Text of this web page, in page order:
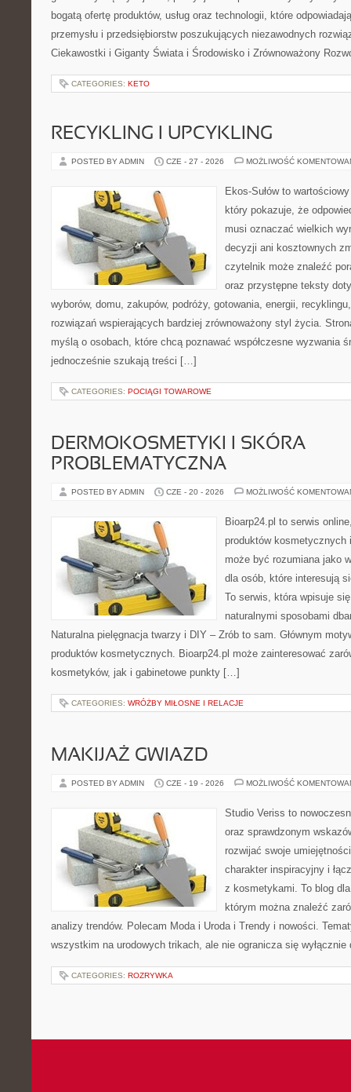
bogatą ofertę produktów, usług oraz technologii, które
przemysłu i przedsiębiorstw poszukujących niezawodnych
Ciekawostki i Giganty Świata i Środowisko i Zrównoważony
CATEGORIES: KETO
RECYKLING I UPCYKLING
POSTED BY ADMIN CZE - 27 - 2026 MOŻLIWOŚĆ
Ekos-Sułów to
który pokazuje, że
musi oznaczać wielkich
decyzji ani kosztownych
czytelnik może znaleźć
oraz przystępne teksty
wyborów, domu, zakupów, podróży, gotowania, energii,
rozwiązań wspierających bardziej zrównoważony styl życia.
myślą o osobach, które chcą poznawać współczesne wyzwania
jednocześnie szukają treści […]
CATEGORIES: POCIĄGI TOWAROWE
DERMOKOSMETYKI I SKÓRA
PROBLEMATYCZNA
POSTED BY ADMIN CZE - 20 - 2026 MOŻLIWOŚĆ
Bioarp24.pl to serwis
produktów kosmetycznych
może być rozumiana jako
dla osób, które interesują
To serwis, która wpisuje
naturalnymi sposobami
Naturalna pielęgnacja twarzy i DIY – Zrób to sam. Głównym
produktów kosmetycznych. Bioarp24.pl może zainteresować
kosmetyków, jak i gabinetowe punkty […]
CATEGORIES: WRÓŻBY MIŁOSNE I RELACJE
MAKIJAŻ GWIAZD
POSTED BY ADMIN CZE - 19 - 2026 MOŻLIWOŚĆ
Studio Veriss to
oraz sprawdzonym
rozwijać swoje
charakter inspiracyjny i
z kosmetykami. To blog
którym można znaleźć
analizy trendów. Polecam Moda i Uroda i Trendy i nowości.
wszystkim na urodowych trikach, ale nie ogranicza się
CATEGORIES: ROZRYWKA